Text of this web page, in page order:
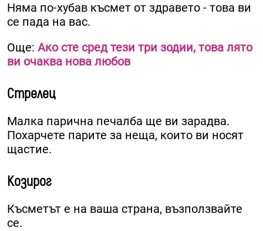
Няма по-хубав късмет от здравето - това ви
се пада на вас.
Още: Ако сте сред тези три зодии, това лято
ви очаква нова любов
Стрелец
Малка парична печалба ще ви зарадва.
Похарчете парите за неща, които ви носят
щастие.
Козирог
Късметът е на ваша страна, възползвайте
се.